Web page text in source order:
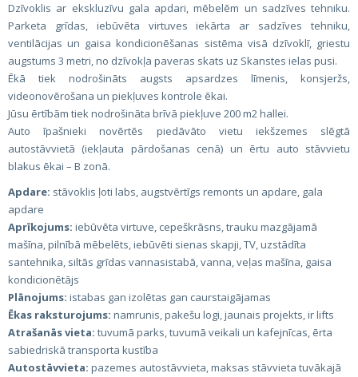
Dzīvoklis ar ekskluzīvu gala apdari, mēbelēm un sadzīves tehniku.
Parketa grīdas, iebūvēta virtuves iekārta ar sadzīves tehniku,
ventilācijas un gaisa kondicionēšanas sistēma visā dzīvoklī, griestu
augstums 3 metri, no dzīvokļa paveras skats uz Skanstes ielas pusi.
Ēkā tiek nodrošināts augsts apsardzes līmenis, konsjeržs,
videonovērošana un piekļuves kontrole ēkai.
Jūsu ērtībām tiek nodrošināta brīvā piekļuve 200 m2 hallei.
Auto īpašnieki novērtēs piedāvāto vietu iekšzemes slēgtā
autostāvvietā (iekļauta pārdošanas cenā) un ērtu auto stāvvietu
blakus ēkai – B zonā.
Apdare: stāvoklis ļoti labs, augstvērtīgs remonts un apdare, gala
apdare
Aprīkojums: iebūvēta virtuve, cepeškrāsns, trauku mazgājamā
mašīna, pilnībā mēbelēts, iebūvēti sienas skapji, TV, uzstādīta
santehnika, siltās grīdas vannasistabā, vanna, veļas mašīna, gaisa
kondicionētājs
Plānojums: istabas gan izolētas gan caurstaigājamas
Ēkas raksturojums: namrunis, pakešu logi, jaunais projekts, ir lifts
Atrašanās vieta: tuvumā parks, tuvumā veikali un kafejnīcas, ērta
sabiedriskā transporta kustība
Autostāvvieta: pazemes autostāvvieta, maksas stāvvieta tuvākajā